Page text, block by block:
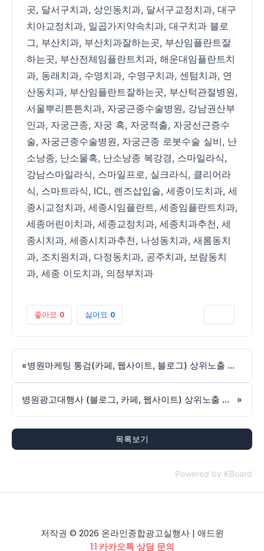
곳, 달서구치과, 상인동치과, 달서구교정치과, 대구
치아교정치과, 일곱가지약속치과, 대구치과 블로
그, 부산치과, 부산치과잘하는곳, 부산임플란트잘
하는곳, 부산전체임플란트치과, 해운대임플란트치
과, 동래치과, 수영치과, 수영구치과, 센텀치과, 연
산동치과, 부산임플란트잘하는곳, 부산턱관절병원,
서울뿌리튼튼치과, 자궁근종수술병원, 강남권산부
인과, 자궁근종, 자궁 혹, 자궁적출, 자궁선근증수
술, 자궁근종수술병원, 자궁근종 로봇수술 실비, 난
소낭종, 난소물혹, 난소낭종 복강경, 스마일라식,
강남스마일라식, 스마일프로, 실크라식, 클리어라
식, 스마트라식, ICL, 렌즈삽입술, 세종이도치과, 세
종시교정치과, 세종시임플란트, 세종임플란트치과,
세종어린이치과, 세종교정치과, 세종치과추천, 세
종시치과, 세종시치과추천, 나성동치과, 새롬동치
과, 조치원치과, 다정동치과, 공주치과, 보람동치
과, 세종 이도치과, 의정부치과
좋아요 0 싫어요 0
« 병원마케팅 통검(카페, 웹사이트, 블로그) 상위노출 대행사 실행사 애드윈, 장기적인 검색 노출을 만드는 핵심 전략
병원광고대행사 (블로그, 카페, 웹사이트) 상위노출 실행사 애드윈, 검색 중심 병원 광고 전략의 핵심 »
목록보기
Powered by KBoard
저작권 © 2026 온라인종합광고실행사 | 애드윈
1:1 카카오톡 상담 문의